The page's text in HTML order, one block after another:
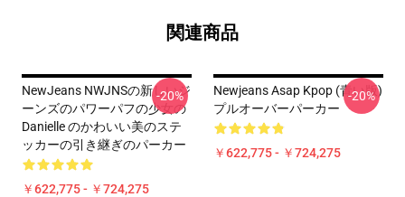
関連商品
NewJeans NWJNSの新しいジ
ーンズのパワーパフの少女の
Danielle のかわいい美のステ
ッカーの引き継ぎのパーカー
￥622,775 - ￥724,275
-20%
Newjeans Asap Kpop (青い版)
プルオーバーパーカー
￥622,775 - ￥724,275
-20%